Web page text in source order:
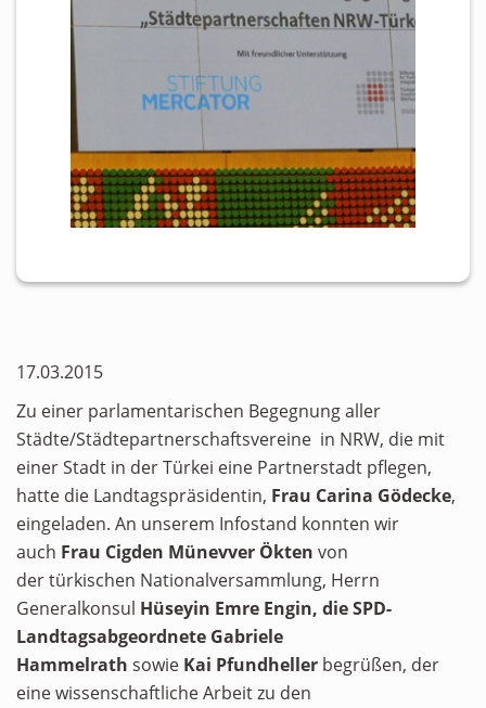
17.03.2015
Zu einer parlamentarischen Begegnung aller
Städte/Städtepartnerschaftsvereine in NRW, die mit
einer Stadt in der Türkei eine Partnerstadt pflegen,
hatte die Landtagspräsidentin, Frau Carina Gödecke,
eingeladen. An unserem Infostand konnten wir
auch Frau Cigden Münevver Ökten von
der türkischen Nationalversammlung, Herrn
Generalkonsul Hüseyin Emre Engin, die SPD-
Landtagsabgeordnete Gabriele
Hammelrath sowie Kai Pfundheller begrüßen, der
eine wissenschaftliche Arbeit zu den